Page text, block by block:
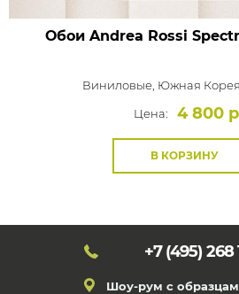
Обои Andrea Rossi
Виниловые, Южная
Цена:
4 800
В КОРЗИНУ
+7 (495) 268
Шоу-рум с